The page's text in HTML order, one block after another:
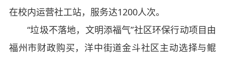
在校内运营社工站，服务达1200人次。
“垃圾不落地，文明添福气”社区环保行动项目由
福州市财政购买，洋中街道金斗社区主动选择与鲲